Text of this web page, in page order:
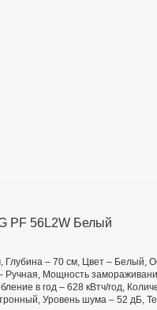
PF 56L2W Белый
– 70 см, Цвет – Белый,
Мощность
в год – 628 кВтч/год,
Уровень шума – 52 дБ,